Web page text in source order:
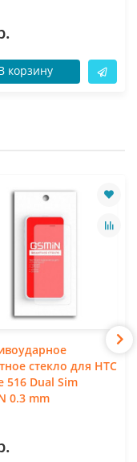
корзину
стекло для HTC
516 Dual Sim
0.3 mm